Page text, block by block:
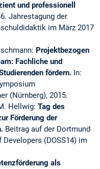
und professionell
Jahrestagung der
im März 2017
Projektbezogen
Fachliche und
fördern. In:
(Nürnberg), 2015.
Hellwig: Tag des
Förderung der
Beitrag auf der Dortmund
(DOSS14) im
als